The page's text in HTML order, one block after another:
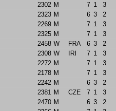
2302 M 7 1
3
2323 M 6 3
2
2269 M 7 1
3
2325 M 7 1
3
2458 W FRA 6 3
2
2308 W IRI 7 1
3
2272 M 7 1
3
2178 M 7 1
3
2242 M 6 3
2
2381 M CZE 7 1
3
2470 M 6 3
2